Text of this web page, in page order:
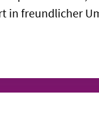
freundlicher